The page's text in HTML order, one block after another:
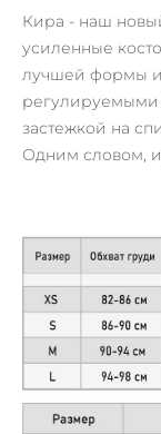
Кира - наш
усиленные
лучшей формы
застежкой на
Одним словом,